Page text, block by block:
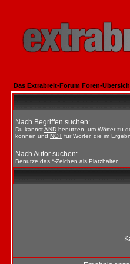
Das Extrabreit-Forum Foren-
Nach Begriffen suchen:
Du kannstAND benutzen, um Wörter zu
können und NOT für Wörter, die im
Nach Autor suchen:
Benutze das *-Zeichen als Platzhalter